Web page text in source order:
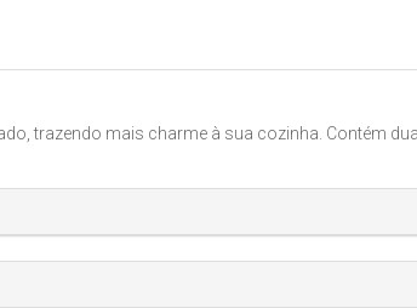
trazendo mais charme à sua cozinha. Contém